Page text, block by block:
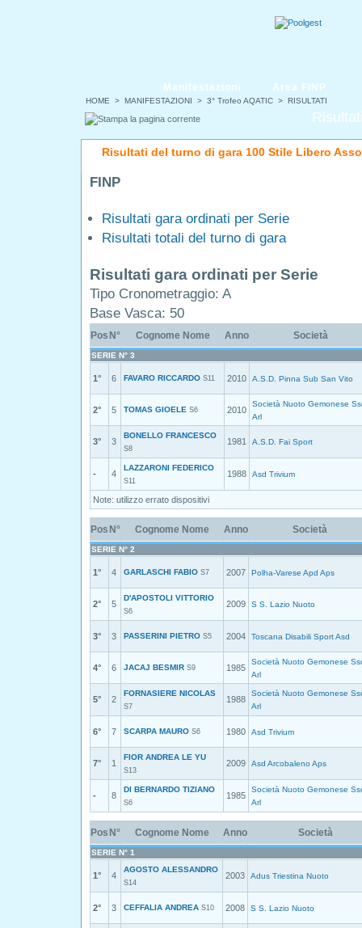
HOME > MANIFESTAZIONI > 3° Trofeo AQATIC > RISULTATI
Manifestazioni Area FINP
Risultati del turno di gara 100 Stile Libero
FINP
Risultati gara ordinati per Serie
Risultati totali del turno di gara
Risultati gara ordinati per Serie
Tipo Cronometraggio: A
Base Vasca: 50
Pos N° Cognome Nome Anno Società
SERIE N° 3
1° 6 FAVARO RICCARDO S11 2010 A.S.D. Pinna Sub San Vito
2° 5 TOMAS GIOELE S6 2010
Società Nuoto Gemonese
Arl
3° 3
BONELLO FRANCESCO
S8
1981 A.S.D. Fai Sport
- 4
LAZZARONI FEDERICO
S11
1988 Asd Trivium
Note: utilizzo errato dispositivi
Pos N° Cognome Nome Anno Società
SERIE N° 2
1° 4 GARLASCHI FABIO S7 2007 Polha-Varese Apd Aps
2° 5
D'APOSTOLI VITTORIO
S6
2009 S S. Lazio Nuoto
3° 3 PASSERINI PIETRO S5 2004 Toscana Disabili Sport Asd
4° 6 JACAJ BESMIR S9 1985
Società Nuoto Gemonese
Arl
5° 2
FORNASIERE NICOLAS
S7
1988
Società Nuoto Gemonese
Arl
6° 7 SCARPA MAURO S6 1980 Asd Trivium
7° 1
FIOR ANDREA LE YU
S13
2009 Asd Arcobaleno Aps
- 8
DI BERNARDO TIZIANO
S6
1985
Società Nuoto Gemonese
Arl
Pos N° Cognome Nome Anno Società
SERIE N° 1
1° 4
AGOSTO ALESSANDRO
S14
2003 Adus Triestina Nuoto
2° 3 CEFFALIA ANDREA S10 2008 S S. Lazio Nuoto